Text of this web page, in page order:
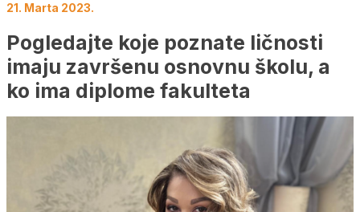
21. Marta 2023.
Pogledajte koje poznate ličnosti
imaju završenu osnovnu školu, a
ko ima diplome fakulteta